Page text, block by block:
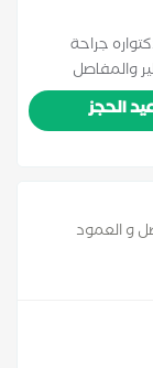
جراحة
والمفاصل
عضو
لجراحةالحجز
و العمود